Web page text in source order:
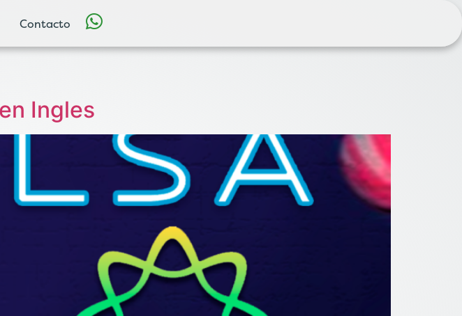
Contacto
Ingles